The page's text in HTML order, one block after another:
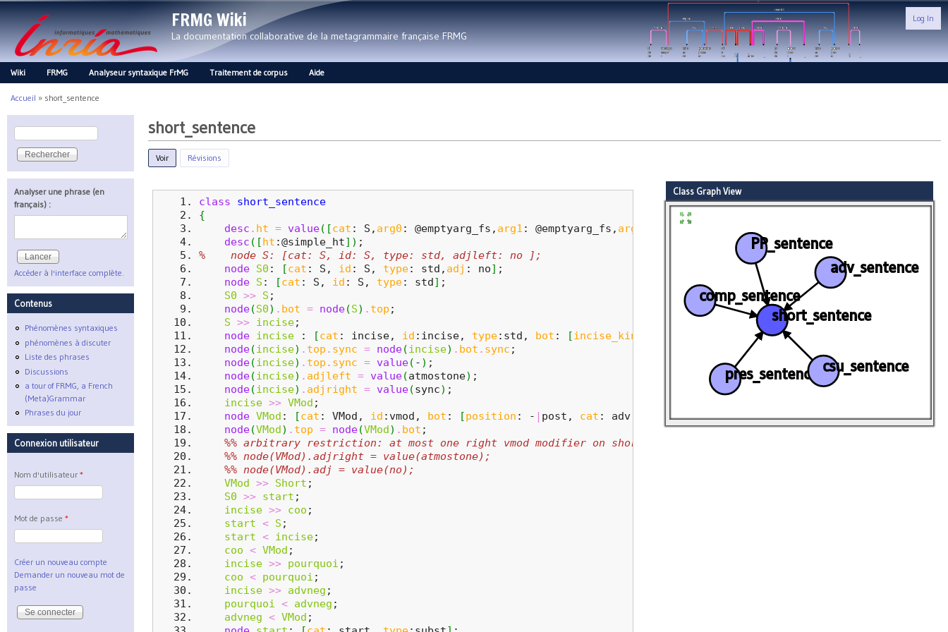
FRMG Wiki
La documentation collaborative de la metagrammaire française FRMG
Log In
Main menu
Wiki FRMG Analyseur syntaxique FrMG Traitement de corpus Aide
Vous êtes ici
Accueil » short_sentence
short_sentence
Voir (onglet actif)
Révisions
class
short_sentence
{
desc . ht = value( [cat : S, arg0 : @emptyarg_fs, arg1 : @emptyarg_fs, arg2
desc ( [ht :@simple_ht] ) ;
%    node S: [cat: S, id: S, type: std, adjleft: no ];
node
S0 : [cat : S, id : S, type: std, adj : no] ;
node
S : [cat : S, id : S, type: std] ;
S0 >> S ;
node(S0) . bot = node(S) . top ;
S >> incise;
node
incise : [cat : incise, id :incise, type:std, bot : [incise_kind
node(incise) . top . sync = node(incise) . bot . sync ;
node(incise) . top . sync = value( - ) ;
node(incise) . adjleft = value(atmostone) ;
node(incise) . adjright = value(sync) ;
incise >> VMod ;
node VMod : [cat : VMod, id :vmod, bot : [position : - | post, cat : adv| pres]];
node(VMod) . top = node(VMod) . bot ;
%% arbitrary restriction: at most one right vmod modifier on short sentences
%% node(VMod).adjright = value(atmostone);
%% node(VMod).adj = value(no);
VMod >> Short ;
S0 >> start ;
incise >> coo ;
start < S ;
start < incise;
coo < VMod ;
incise >> pourquoi ;
coo < pourquoi ;
incise >> advneg ;
pourquoi
< advneg ;
advneg < VMod ;
Class Graph View
short_sentence
comp_sentence
adv_sentence
pres_sentence
PP_sentence
csu_sentence
Formulaire de recherche
Rechercher
Analyser une phrase (en
français) :
Accéder à l'interface complète.
Contenus
Phénomènes syntaxiques
phénomènes à discuter
Liste des phrases
Discussions
a tour of FRMG, a French
(Meta)Grammar
Phrases du jour
Connexion utilisateur
Nom d'utilisateur *
Mot de passe *
Créer un nouveau compte
Demander un nouveau mot de
passe